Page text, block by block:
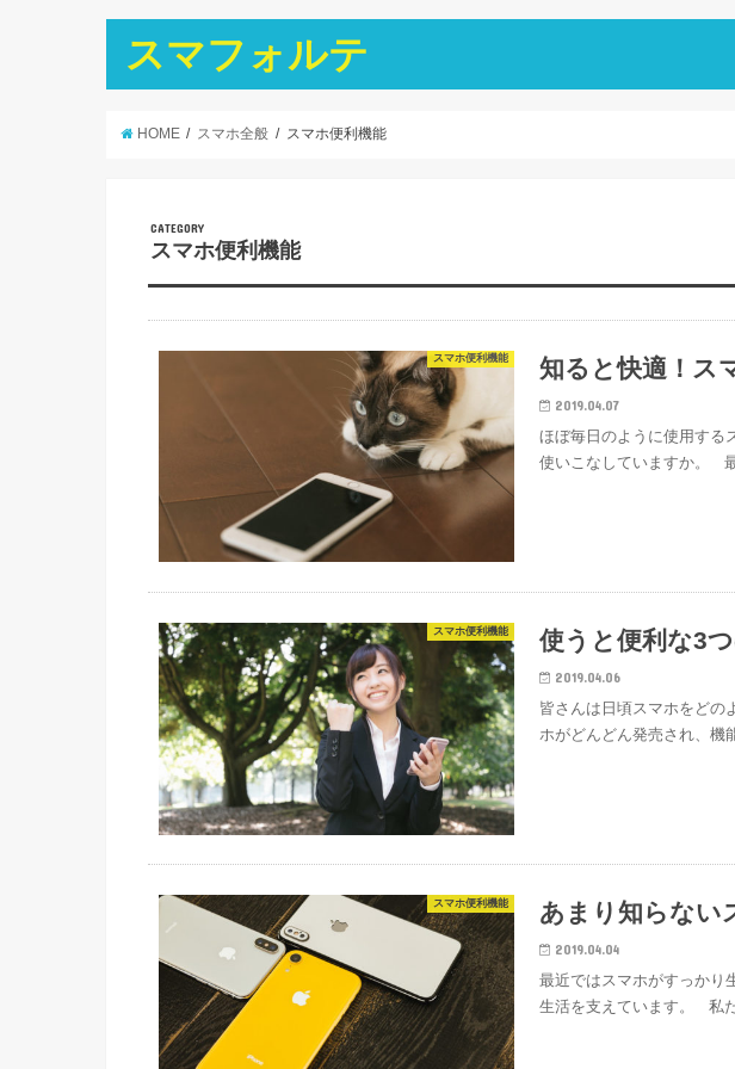
スマフォルテ
HOME スマホ全般 スマホ便利機能
CATEGORY
スマホ便利機能
スマホ便利機能 知ると快適！ス
2019.04.07
ほぼ毎日のように使用する
使いこなしていますか。
スマホ便利機能 使うと便利な3
2019.04.06
皆さんは日頃スマホをど
ホがどんどん発売され、機
スマホ便利機能 あまり知らない
2019.04.04
最近ではスマホがすっかり
生活を支えています。 私